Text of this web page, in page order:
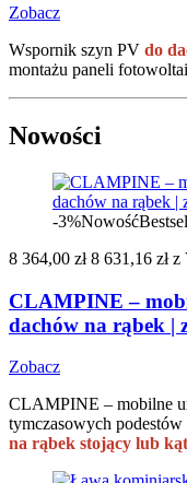
Zobacz
Wspornik szyn PV do
montażu paneli
Nowości
-3%Nowość
8 364,00 zł 8 631,16 zł z
CLAMPINE –
dachów na rąbek |
Zobacz
CLAMPINE – mobilne
tymczasowych
na rąbek stojący lub